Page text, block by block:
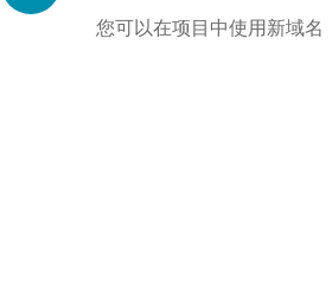
您可以在项目中使用新域名